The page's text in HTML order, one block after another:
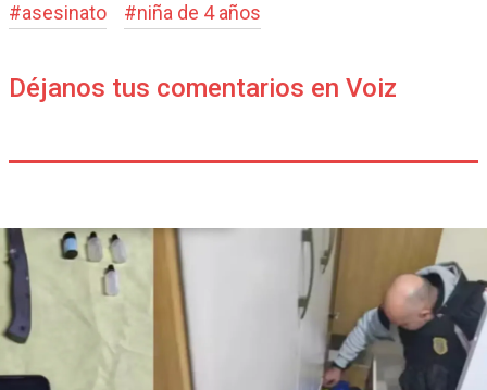
#asesinato #niña de 4 años
Déjanos tus comentarios en Voiz